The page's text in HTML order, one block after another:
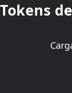
Tokens